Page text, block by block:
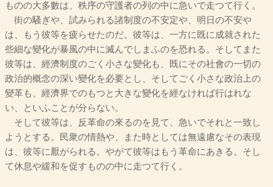
ものの大多數は、秩序の守護者の列の中に急いで走つて行く。
街の騷ぎや、試みられる諸制度の不安定や、明日の不安や
は、もう彼等を疲らせたのだ。彼等は、一方に既に成就された
些細な變化が暴風の中に滅んでしまふのを恐れる。そしてまた
彼等は、經濟制度のごく小さな變化も、既にその社會の一切の
政治的概念の深い變化を必要とし、そしてごく小さな政治上の
變革も、經濟界でのもつと大きな變化を經なければ行はれな
い、といふことが分らない。
そして彼等は、反革命の來るのを見て、急いでそれと一致し
ようとする。民衆の情熱や、また時としては無遠慮なその表現
は、彼等に厭がられる。やがて彼等はもう革命にあきる。そし
て休息や緩和を促すものの中に走つて行く。